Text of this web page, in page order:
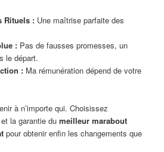
Rituels :Une maîtrise parfaite des
:Pas de fausses promesses, un
le départ.
:Ma rémunération dépend de votre
à n’importe qui. Choisissez
la garantie dumeilleur marabout
pour obtenir enfin les changements que